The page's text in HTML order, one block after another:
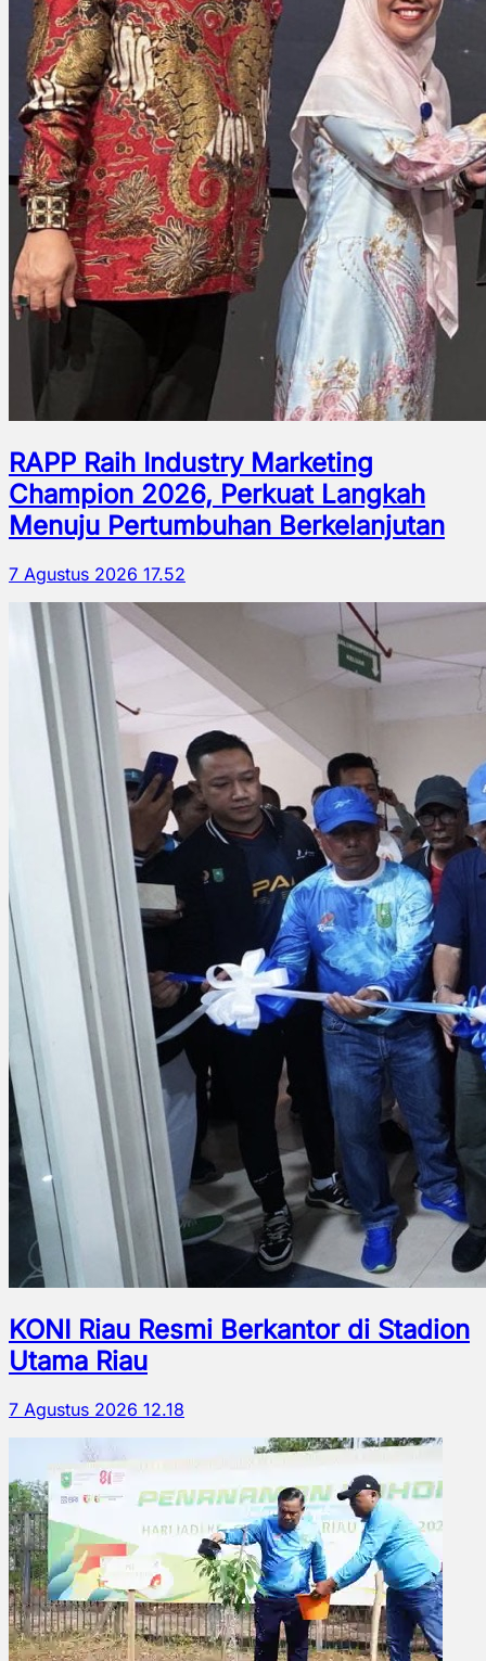
RAPP Raih Industry Marketing
Champion 2026, Perkuat Langkah
Menuju Pertumbuhan Berkelanjutan
7 Agustus 2026 17.52
KONI Riau Resmi Berkantor di Stadion
Utama Riau
7 Agustus 2026 12.18